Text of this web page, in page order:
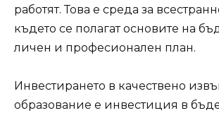
работят. Това е среда за
където се полагат основите на
личен и професионален план.
Инвестирането в качествено
образование е инвестиция в